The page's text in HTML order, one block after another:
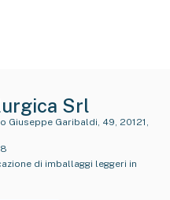
Srl
di imballaggi leggeri in